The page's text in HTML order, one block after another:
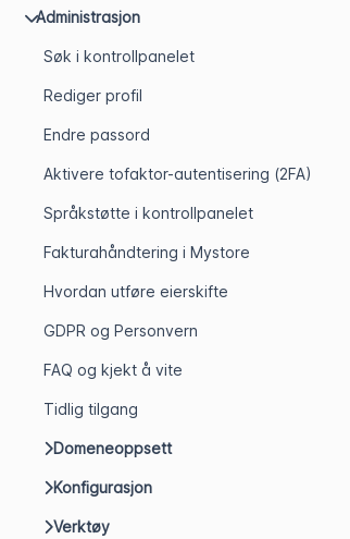
Administrasjon
Søk i kontrollpanelet
Rediger profil
Endre passord
Aktivere tofaktor-autentisering (2FA)
Språkstøtte i kontrollpanelet
Fakturahåndtering i Mystore
Hvordan utføre eierskifte
GDPR og Personvern
FAQ og kjekt å vite
Tidlig tilgang
Domeneoppsett
Konfigurasjon
Verktøy